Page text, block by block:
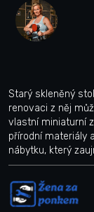
Starý skleněný
renovaci z něj
vlastní miniaturní
přírodní materiály
nábytku, který